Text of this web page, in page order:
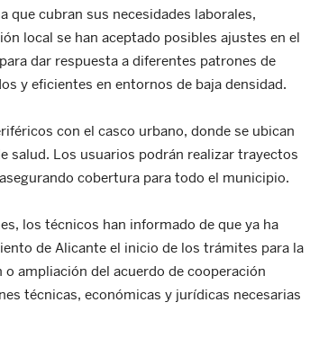
que cubran sus necesidades laborales,
local se han aceptado posibles ajustes en el
dar respuesta a diferentes patrones de
y eficientes en entornos de baja densidad.
con el casco urbano, donde se ubican
salud. Los usuarios podrán realizar trayectos
cobertura para todo el municipio.
los técnicos han informado de que ya ha
de Alicante el inicio de los trámites para la
ampliación del acuerdo de cooperación
técnicas, económicas y jurídicas necesarias